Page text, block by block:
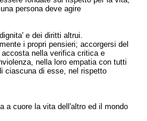
persona deve agire
e dei diritti altrui.
i propri pensieri; accorgersi del
nella verifica critica e
nella loro empatia con tutti
ciascuna di esse, nel rispetto
a cuore la vita dell'altro ed il mondo